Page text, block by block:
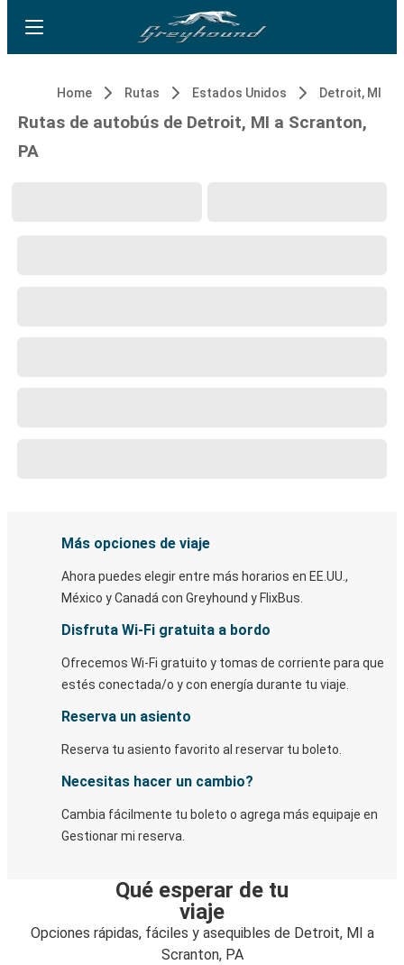
Home Rutas Estados Unidos Detroit, MI
Rutas de autobús de Detroit, MI a Scranton,
PA
Más opciones de viaje
Ahora puedes elegir entre más horarios en EE.UU.,
México y Canadá con Greyhound y FlixBus.
Disfruta Wi-Fi gratuita a bordo
Ofrecemos Wi-Fi gratuito y tomas de corriente para que
estés conectada/o y con energía durante tu viaje.
Reserva un asiento
Reserva tu asiento favorito al reservar tu boleto.
Necesitas hacer un cambio?
Cambia fácilmente tu boleto o agrega más equipaje en
Gestionar mi reserva.
Qué esperar de tu
viaje
Opciones rápidas, fáciles y asequibles de Detroit, MI a
Scranton, PA